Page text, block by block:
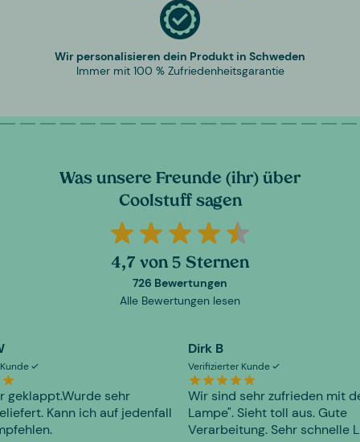
Wir personalisieren dein Produkt in Schweden
Immer mit 100 % Zufriedenheitsgarantie
Was unsere Freunde (ihr) über
Coolstuff sagen
4,7 von 5 Sternen
726 Bewertungen
Alle Bewertungen lesen
geklappt.Wurde sehr
Kann ich auf jedenfall
Dirk B
Verifizierter Kunde
Wir sind sehr zufrieden mit
Lampe". Sieht toll aus. Gute
Verarbeitung. Sehr schnelle